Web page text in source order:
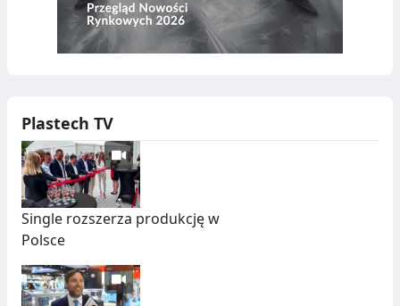
Plastech TV
Single rozszerza produkcję w
Polsce